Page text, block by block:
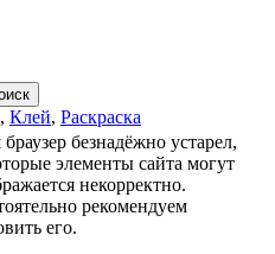
, Клей, Раскраска
безнадёжно устарел,
элементы сайта могут
некорректно.
рекомендуем
его.